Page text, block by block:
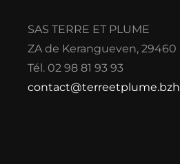
SAS TERRE ET PLUME
ZA de Kerangueven, 29460
Tél. 02 98 81 93 93
contact@terreetplume.bzh